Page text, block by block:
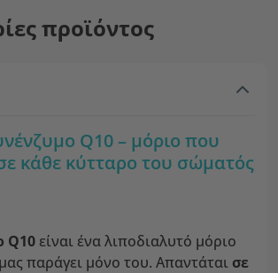
προϊόντος
Q10 – μόριο που
κάθε κύτταρο του σώματός
Q10 είναι ένα λιποδιαλυτό μόριο
παράγει μόνο του. Απαντάται σε